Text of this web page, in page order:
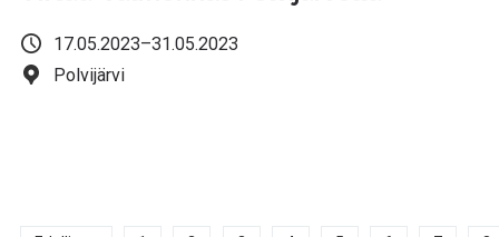
17.05.2023–31.05.2023
Polvijärvi